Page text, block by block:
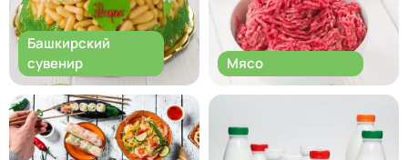
Башкирский
сувенир
Мясо